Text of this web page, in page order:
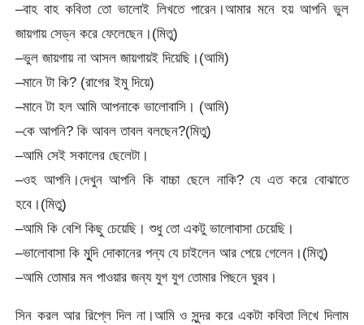
–বাহ বাহ কবিতা তো ভালোই লিখতে পারেন।আমার মনে হয় আপনি ভুল
জায়গায় সেড্ন করে ফেলেছেন।(মিতু)
–ভুল জায়গায় না আসল জায়গায়ই দিয়েছি।(আমি)
–মানে টা কি? (রাগের ইমু দিয়ে)
–মানে টা হল আমি আপনাকে ভালোবাসি। (আমি)
–কে আপনি? কি আবল তাবল বলছেন?(মিতু)
–আমি সেই সকালের ছেলেটা।
–ওহ আপনি।দেখুন আপনি কি বাচ্চা ছেলে নাকি? যে এত করে বোঝাতে
হবে।(মিতু)
–আমি কি বেশি কিছু চেয়েছি। শুধু তো একটু ভালোবাসা চেয়েছি।
–ভালোবাসা কি মুূদি দোকানের পন্য যে চাইলেন আর পেয়ে গেলেন।(মিতু)
–আমি তোমার মন পাওয়ার জন্য যুগ যুগ তোমার পিছনে ঘুরব।
সিন করল আর রিপ্লে দিল না।আমি ও সুন্দর করে একটা কবিতা লিখে দিলাম